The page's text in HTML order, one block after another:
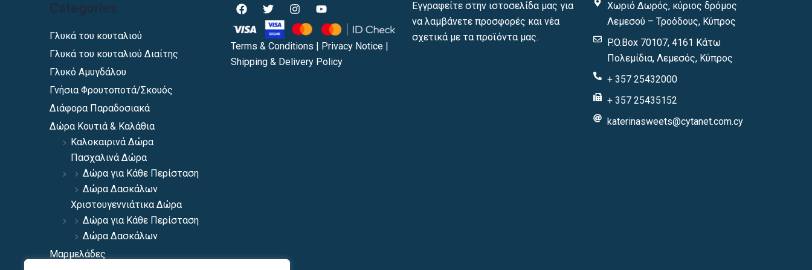
Categories
Γλυκά του κουταλιού
Γλυκά του κουταλιού Διαίτης
Γλυκό Αμυγδάλου
Γνήσια Φρουτοποτά/Σκουός
Διάφορα Παραδοσιακά
Δώρα Κουτιά & Καλάθια
Καλοκαιρινά Δώρα
Πασχαλινά Δώρα
Δώρα για Κάθε Περίσταση
Δώρα Δασκάλων
Χριστουγεννιάτικα Δώρα
Δώρα για Κάθε Περίσταση
Δώρα Δασκάλων
Μαρμελάδες
a
c
e
b
o
o
w
i
t
t
e
r
n
s
t
a
g
r
o
u
t
u
b
e
Terms & Conditions Privacy Notice
Shipping & Delivery Policy
Εγγραφείτε στην ιστοσελίδα μας για
να λαμβάνετε προσφορές και νέα
σχετικά με τα προϊόντα μας.
Χωριό Δωρός, κύριος δρόμος
Λεμεσού – Τροόδους, Κύπρος
P.O.Box 70107, 4161 Κάτω
Πολεμίδια, Λεμεσός, Κύπρος
+ 357 25432000
+ 357 25435152
katerinasweets@cytanet.com.cy